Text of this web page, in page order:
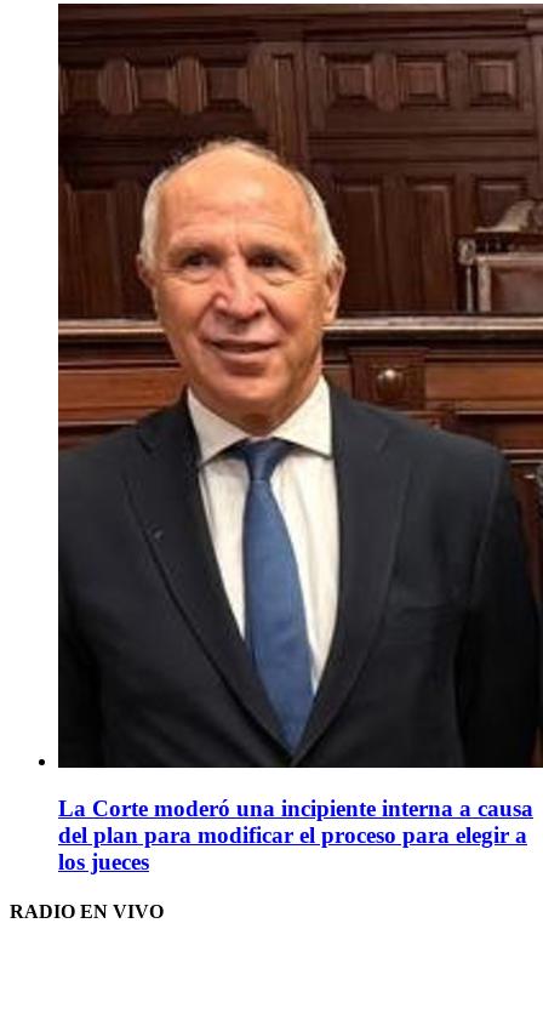
La Corte moderó una incipiente interna a causa
del plan para modificar el proceso para elegir a
los jueces
RADIO EN VIVO